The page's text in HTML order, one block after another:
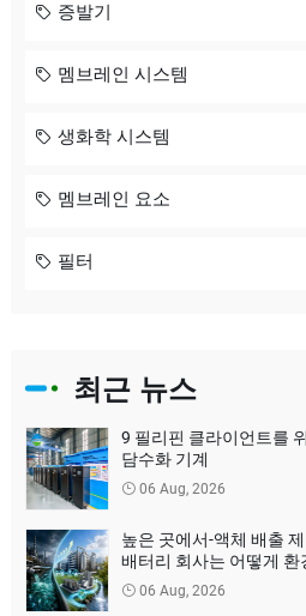
증발기
멤브레인 시스템
생화학 시스템
멤브레인 요소
필터
최근 뉴스
9 필리핀 클라이언트를
담수화 기계
06 Aug, 2026
높은 곳에서-액체 배출
배터리 회사는 어떻게 환
있습니까?
06 Aug, 2026